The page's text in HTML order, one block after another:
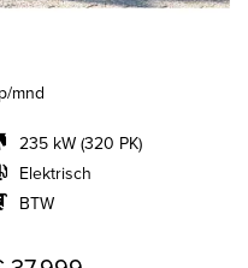
mnd
235 kW (320 PK)
Elektrisch
BTW